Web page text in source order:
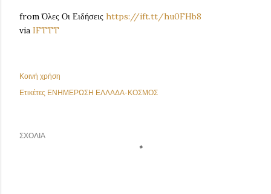
from Όλες Οι Ειδήσεις https://ift.tt/hu0FHb8
via IFTTT
Κοινή χρήση
Ετικέτες ΕΝΗΜΕΡΩΣΗ ΕΛΛΑΔΑ-ΚΟΣΜΟΣ
ΣΧΌΛΙΑ